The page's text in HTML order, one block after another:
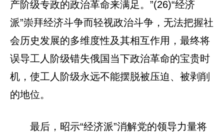
产阶级专政的政治革命来满足。”(26)“经济
派”崇拜经济斗争而轻视政治斗争，无法把握社
会历史发展的多维度性及其相互作用，最终将
误导工人阶级错失俄国当下政治革命的宝贵时
机，使工人阶级永远不能摆脱被压迫、被剥削
的地位。
最后，昭示“经济派”消解党的领导力量将